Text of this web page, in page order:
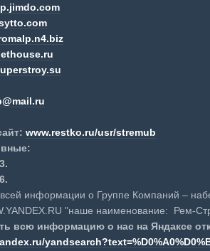
jimdo.com
com
n4.biz
www.restko.ru/usr/stremub
информации о Группе Компаний –
"наше наименование: Рем-
всю информацию о нас на Яндаксе